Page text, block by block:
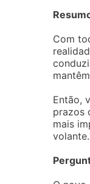
Com
Então,
prazos
mais